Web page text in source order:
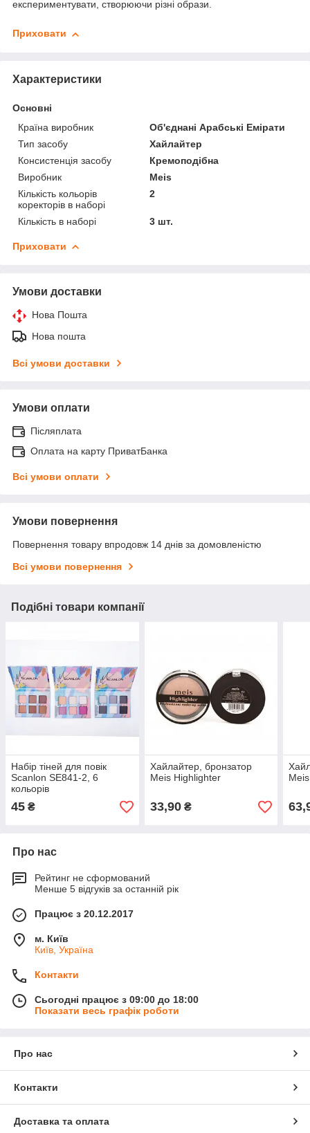
експериментувати, створюючи різні образи.
Приховати
Характеристики
Основні
Країна виробник
Об'єднані Арабські Емірати
Тип засобу
Хайлайтер
Консистенція засобу
Кремоподібна
Виробник
Meis
Кількість кольорів
коректорів в наборі
2
Кількість в наборі 3 шт.
Приховати
Умови доставки
Нова Пошта
Нова пошта
Всі умови доставки
Умови оплати
Післяплата
Оплата на карту ПриватБанка
Всі умови оплати
Умови повернення
Повернення товару впродовж 14 днів за домовленістю
Всі умови повернення
Подібні товари компанії
Набір тіней для повік
Scanlon SE841-2, 6
кольорів
45 ₴
Хайлайтер, бронзатор
Meis Highlighter
33,90₴
Про нас
Рейтинг не сформований
Менше 5 відгуків за останній рік
Працює з 20.12.2017
м. Київ
Київ, Україна
Контакти
Сьогодні працює з 09:00 до 18:00
Показати весь графік роботи
Про нас
Контакти
Доставка та оплата